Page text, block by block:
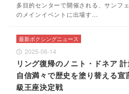
多目的センターで開催される、サンフ
のメインイベントに出場す…
最新ボクシングニュース
2025-06-14
リング復帰のノニト・ドネア
自信満々で歴史を塗り替える
級王座決定戦